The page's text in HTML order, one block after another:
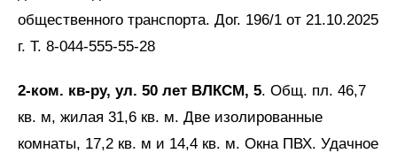
общественного транспорта. Дог. 196/1 от 21.10.2025
г. Т. 8-044-555-55-28
2-ком. кв-ру, ул. 50 лет ВЛКСМ, 5. Общ. пл. 46,7
кв. м, жилая 31,6 кв. м. Две изолированные
комнаты, 17,2 кв. м и 14,4 кв. м. Окна ПВХ. Удачное